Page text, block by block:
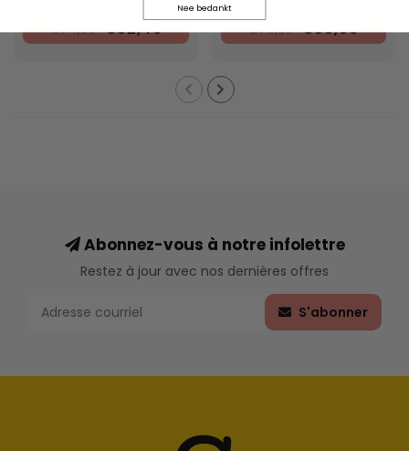
€74,95 €52,46 €79,95 €55,96
Abonnez-vous à notre infolettre
Restez à jour avec nos dernières offres
S'abonner
Nee bedankt